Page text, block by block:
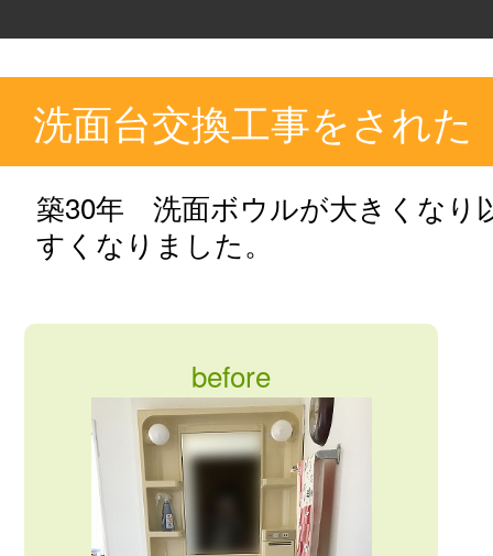
洗面台交換工事をされ
築30年 洗面ボウルが大きくなり
すくなりました。
before